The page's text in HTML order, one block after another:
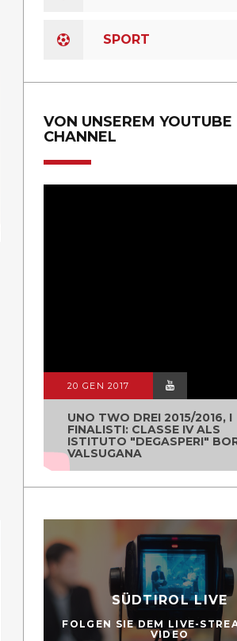
SPORT
VON UNSEREM YOUTUBE
CHANNEL
20 GEN 2017
UNO TWO DREI 2015/2016, I
FINALISTI: CLASSE IV ALS
ISTITUTO "DEGASPERI"
VALSUGANA
SÜDTIROL LIVE
FOLGEN SIE DEM LIVE-
VIDEO